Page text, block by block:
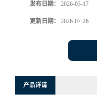
发布日期： 2026-03-17
更新日期： 2026-07-26
产品详请